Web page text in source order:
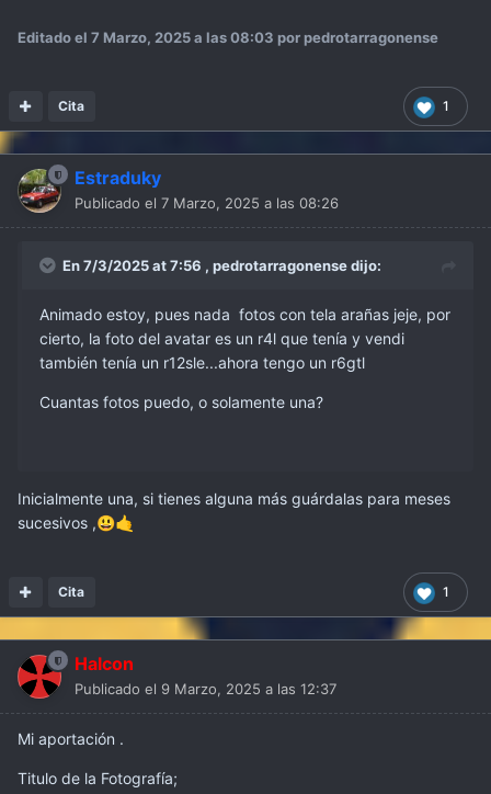
Editado el 7 Marzo, 2025 a las 08:03 por pedrotarragonense
1
Cita
Estraduky
Publicado el 7 Marzo, 2025 a las 08:26
En 7/3/2025 at 7:56 , pedrotarragonensedijo:
Animado estoy, pues nada fotos con tela arañas jeje, por
cierto, la foto del avatar es un r4l que tenía y vendi
también tenía un r12sle...ahora tengo un r6gtl
Cuantas fotos puedo, o solamente una?
Inicialmente una, si tienes alguna más guárdalas para meses
sucesivos ,😃🤙
1
Cita
Halcon
Publicado el 9 Marzo, 2025 a las 12:37
Mi aportación .
Titulo de la Fotografía;